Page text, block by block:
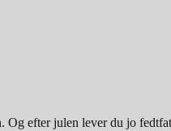
Og efter julen lever du jo